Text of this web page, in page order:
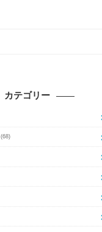
カテゴリー
(68)